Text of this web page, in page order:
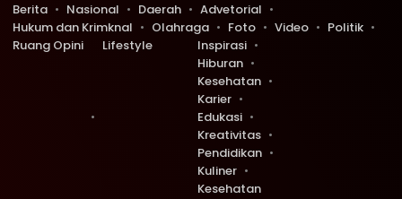
Berita Nasional Daerah
Advetorial
Hukum dan Krimknal
Olahraga Foto Video
Politik
Ruang Opini
Lifestyle
Inspirasi
Hiburan
Kesehatan
Karier
Edukasi
Kreativitas
Pendidikan
Kuliner
Kesehatan